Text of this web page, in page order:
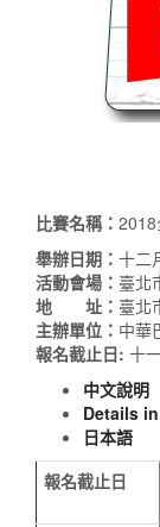
比賽名稱：
舉辦日期： 十二
活動會場： 臺北
地 址： 臺北
主辦單位： 中華
報名截止日: 十
中文說明
Details
日本語
報名截止日